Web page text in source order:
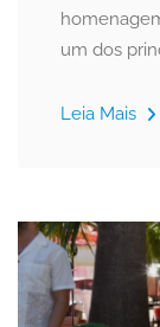
um dos
Leia Mais